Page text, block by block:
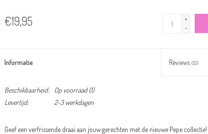
€19,95
+
-
Informatie Reviews (0)
Beschikbaarheid: Op voorraad(1)
Levertijd:
2-3 werkdagen
Geef een verfrissende draai aan jouw gerechten met de nieuwe Pepe